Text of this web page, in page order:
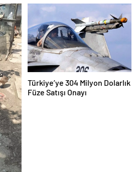
Türkiye’ye 304 Milyon Dolarlık
Füze Satışı Onayı